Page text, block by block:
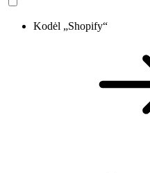
Kodėl „Shopify“